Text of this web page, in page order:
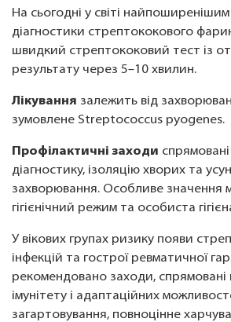
На сьогодні у світі
діагностики стрептококового
швидкий стрептококовий тест із
результату через 5–10 хвилин.
Лікування залежить від
зумовлене Streptococcus pyogenes.
Профілактичні заходи
діагностику, ізоляцію хворих та
захворювання. Особливе значення
гігієнічний режим та особиста
У вікових групах ризику появи
інфекцій та гострої ревматичної
рекомендовано заходи, спрямовані
імунітету і адаптаційних
загартовування, повноцінне